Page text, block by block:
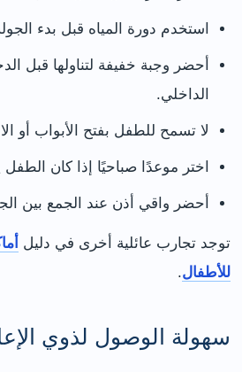
استخدم دورة المياه قبل بدء
أحضر وجبة خفيفة لتناولها قبل
الداخلي.
لا تسمح للطفل بفتح الأبواب أو
اختر موعدًا صباحيًا إذا كان
أحضر واقي أذن عند الجمع بين
توجد تجارب عائلية أخرى في دليل
للأطفال.
سهولة الوصول لذوي